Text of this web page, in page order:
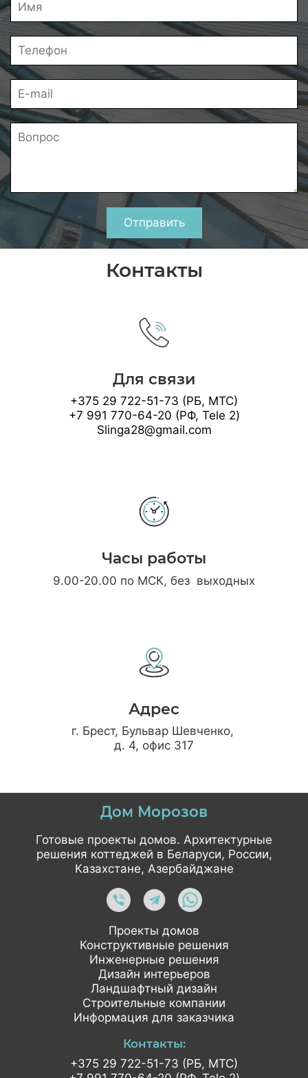
Отправить
Контакты
Для связи
+375 29 722-51-73 (РБ, МТС)
+7 991 770-64-20 (РФ, Tele 2)
Slinga28@gmail.com
Часы работы
9.00-20.00 по МСК, без выходных
Адрес
г. Брест, Бульвар Шевченко,
д. 4, офис 317
Дом Морозов
Готовые проекты домов. Архитектурные
решения коттеджей в Беларуси, России,
Казахстане, Азербайджане
Проекты домов
Конструктивные решения
Инженерные решения
Дизайн интерьеров
Ландшафтный дизайн
Строительные компании
Информация для заказчика
Контакты:
+375 29 722-51-73 (РБ, МТС)